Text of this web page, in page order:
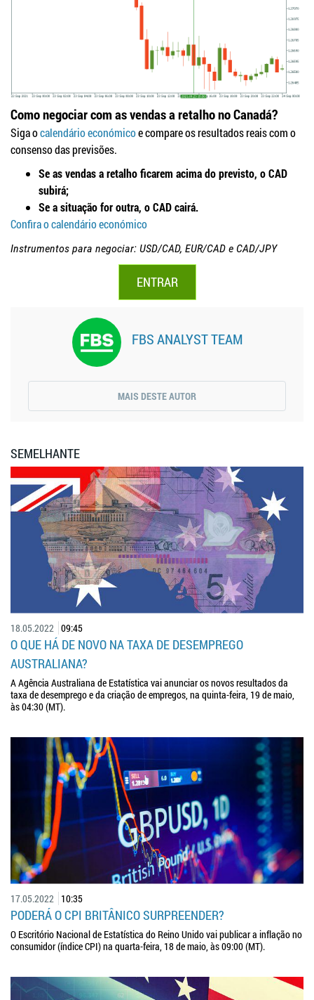
Como negociar com as vendas a retalho no Canadá?
Siga ocalendário económicoe compare os resultados reais com o
consenso das previsões.
Se as vendas a retalho ficarem acima do previsto, o CAD
subirá;
Se a situação for outra, o CAD cairá.
Confira o calendário económico
Instrumentos para negociar: USD/CAD, EUR/CAD e CAD/JPY
ENTRAR
FBS ANALYST TEAM
MAIS DESTE AUTOR
SEMELHANTE
18.05.2022 09:45
O QUE HÁ DE NOVO NA TAXA DE DESEMPREGO
AUSTRALIANA?
A Agência Australiana de Estatística vai anunciar os novos resultados da
taxa de desemprego e da criação de empregos, na quinta-feira, 19 de maio,
às 04:30 (MT).
17.05.2022 10:35
PODERÁ O CPI BRITÂNICO SURPREENDER?
O Escritório Nacional de Estatística do Reino Unido vai publicar a inflação no
consumidor (índice CPI) na quarta-feira, 18 de maio, às 09:00 (MT).